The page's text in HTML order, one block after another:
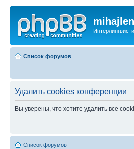
Список форумов
Удалить cookies конференции
Вы уверены, что хотите удалить все
Список форумов